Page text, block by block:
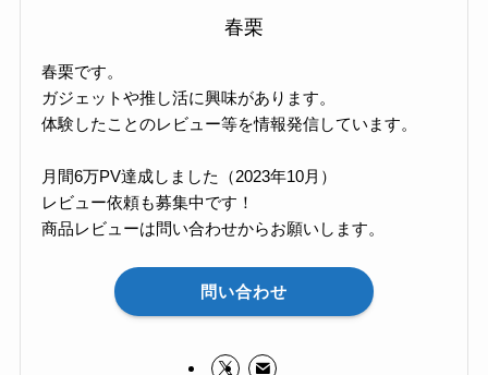
春栗
春栗です。
ガジェットや推し活に興味があります。
体験したことのレビュー等を情報発信しています。
月間6万PV達成しました（2023年10月）
レビュー依頼も募集中です！
商品レビューは問い合わせからお願いします。
問い合わせ